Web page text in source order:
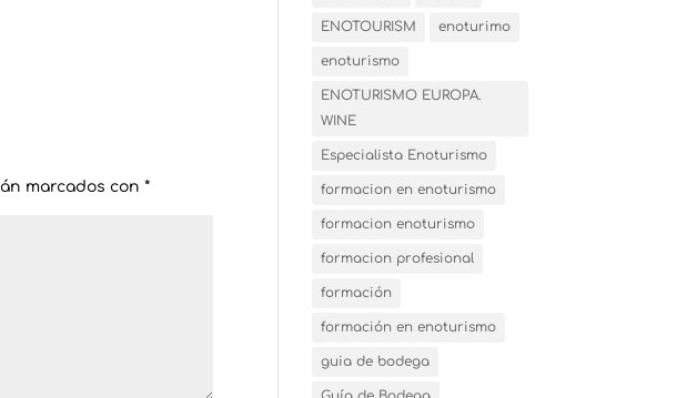
marcados con*
ENOTOURISM enoturimo
enoturismo
ENOTURISMO EUROPA.
WINE
Especialista Enoturismo
formacion en enoturismo
formacion enoturismo
formacion profesional
formación
formación en enoturismo
guia de bodega